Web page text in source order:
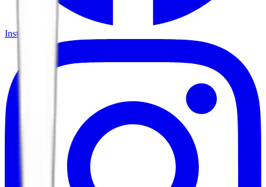
Instagram